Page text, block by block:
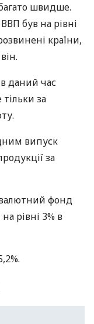
швидше.
ВВП був на рівні
країни,
даний час
за
випуск
за
фонд
рівні 3% в